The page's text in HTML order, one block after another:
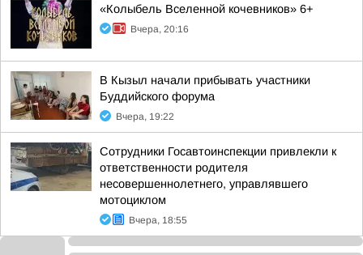
«Колыбель Вселенной кочевников» 6+
Вчера, 20:16
В Кызыл начали прибывать участники
Буддийского форума
Вчера, 19:22
Сотрудники Госавтоинспекции привлекли к
ответственности родителя
несовершеннолетнего, управлявшего
мотоциклом
Вчера, 18:55